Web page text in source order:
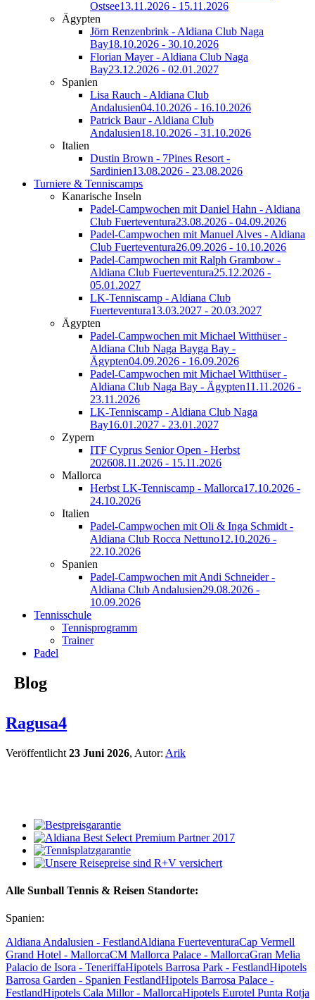
Ostsee13.11.2026 - 15.11.2026
Ägypten
Jörn Renzenbrink - Aldiana Club Naga
Bay18.10.2026 - 30.10.2026
Florian Mayer - Aldiana Club Naga
Bay23.12.2026 - 02.01.2027
Spanien
Lisa Rauch - Aldiana Club
Andalusien04.10.2026 - 16.10.2026
Patrick Baur - Aldiana Club
Andalusien18.10.2026 - 31.10.2026
Italien
Dustin Brown - 7Pines Resort -
Sardinien13.08.2026 - 23.08.2026
Turniere & Tenniscamps
Kanarische Inseln
Padel-Campwochen mit Daniel Hahn - Aldiana
Club Fuerteventura23.08.2026 - 04.09.2026
Padel-Campwochen mit Manuel Alves - Aldiana
Club Fuerteventura26.09.2026 - 10.10.2026
Padel-Campwochen mit Ralph Grambow -
Aldiana Club Fuerteventura25.12.2026 -
05.01.2027
LK-Tenniscamp - Aldiana Club
Fuerteventura13.03.2027 - 20.03.2027
Ägypten
Padel-Campwochen mit Michael Witthüser -
Aldiana Club Naga Bayga Bay -
Ägypten04.09.2026 - 16.09.2026
Padel-Campwochen mit Michael Witthüser -
Aldiana Club Naga Bay - Ägypten11.11.2026 -
23.11.2026
LK-Tenniscamp - Aldiana Club Naga
Bay16.01.2027 - 23.01.2027
Zypern
ITF Cyprus Senior Open - Herbst
202608.11.2026 - 15.11.2026
Mallorca
Herbst LK-Tenniscamp - Mallorca17.10.2026 -
24.10.2026
Italien
Padel-Campwochen mit Oli & Inga Schmidt -
Aldiana Club Rocca Nettuno12.10.2026 -
22.10.2026
Spanien
Padel-Campwochen mit Andi Schneider -
Aldiana Club Andalusien29.08.2026 -
10.09.2026
Tennisschule
Tennisprogramm
Trainer
Padel
Blog
Ragusa4
Veröffentlicht 23 Juni 2026, Autor: Arik
Alle Sunball Tennis & Reisen Standorte:
Spanien:
Aldiana Andalusien - FestlandAldiana FuerteventuraCap Vermell
Grand Hotel - MallorcaCM Mallorca Palace - MallorcaGran Melia
Palacio de Isora - TeneriffaHipotels Barrosa Park - FestlandHipotels
Barrosa Garden - Spanien FestlandHipotels Barrosa Palace -
FestlandHipotels Cala Millor - MallorcaHipotels Eurotel Punta Rotja